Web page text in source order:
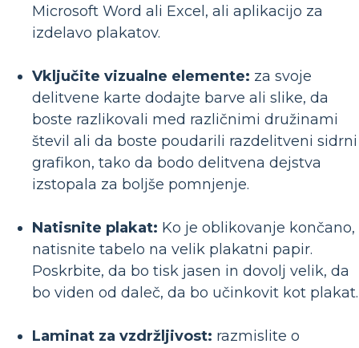
Microsoft Word ali Excel, ali aplikacijo za
izdelavo plakatov.
Vključite vizualne elemente: za svoje
delitvene karte dodajte barve ali slike, da
boste razlikovali med različnimi družinami
števil ali da boste poudarili razdelitveni sidrni
grafikon, tako da bodo delitvena dejstva
izstopala za boljše pomnjenje.
Natisnite plakat: Ko je oblikovanje končano,
natisnite tabelo na velik plakatni papir.
Poskrbite, da bo tisk jasen in dovolj velik, da
bo viden od daleč, da bo učinkovit kot plakat.
Laminat za vzdržljivost: razmislite o